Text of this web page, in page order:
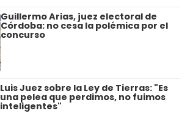
Guillermo Arias, juez electoral de
Córdoba: no cesa la polémica por el
concurso
Luis Juez sobre la Ley de Tierras: "Es
una pelea que perdimos, no fuimos
inteligentes"